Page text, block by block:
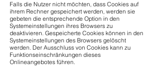
Falls die Nutzer nicht möchten, dass Cookies auf
ihrem Rechner gespeichert werden, werden sie
gebeten die entsprechende Option in den
Systemeinstellungen ihres Browsers zu
deaktivieren. Gespeicherte Cookies können in den
Systemeinstellungen des Browsers gelöscht
werden. Der Ausschluss von Cookies kann zu
Funktionseinschränkungen dieses
Onlineangebotes führen.